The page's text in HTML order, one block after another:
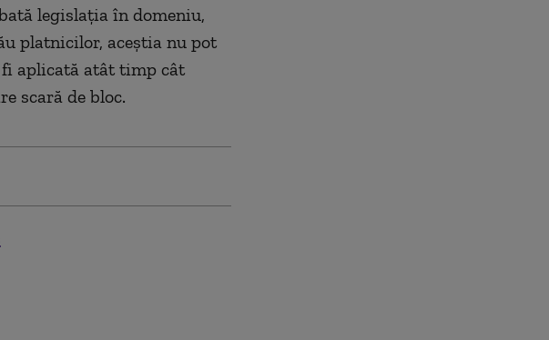
legislaţia în domeniu,
platnicilor, aceştia nu pot
aplicată atât timp cât
scară de bloc.